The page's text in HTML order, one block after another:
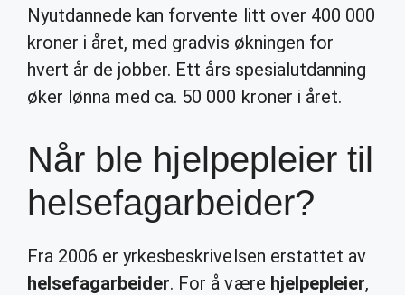
Nyutdannede kan forvente litt over 400 000
kroner i året, med gradvis økningen for
hvert år de jobber. Ett års spesialutdanning
øker lønna med ca. 50 000 kroner i året.
Når ble hjelpepleier til
helsefagarbeider?
Fra 2006 er yrkesbeskrivelsen erstattet av
helsefagarbeider. For å være hjelpepleier,